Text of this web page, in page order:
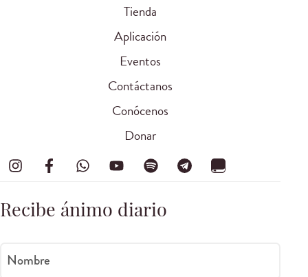
Tienda
Aplicación
Eventos
Contáctanos
Conócenos
Donar
Recibe ánimo diario
Nombre